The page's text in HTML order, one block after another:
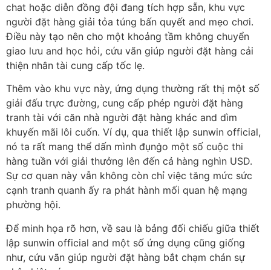
chat hoặc diễn đồng đội đang tích hợp sẵn, khu vực
người đặt hàng giải tỏa túng bấn quyết and mẹo chơi.
Điều này tạo nên cho một khoảng tầm không chuyển
giao lưu and học hỏi, cứu vãn giúp người đặt hàng cải
thiện nhân tài cung cấp tốc lẹ.
Thêm vào khu vực này, ứng dụng thường rất thị một số
giải đấu trực đường, cung cấp phép người đặt hàng
tranh tài với căn nhà người đặt hàng khác and dìm
khuyến mãi lôi cuốn. Ví dụ, qua thiết lập sunwin official,
nó ta rất mang thể dấn mình đụng̀o một số cuộc thi
hàng tuần với giải thưởng lên đến cả hàng nghìn USD.
Sự cơ quan này vẫn không còn chỉ việc tăng mức sức
cạnh tranh quanh ấy ra phát hành mối quan hệ mạng
phường hội.
Để minh họa rõ hơn, về sau là bảng đối chiếu giữa thiết
lập sunwin official and một số ứng dụng cũng giống
như, cứu vãn giúp người đặt hàng bắt chạm chán sự